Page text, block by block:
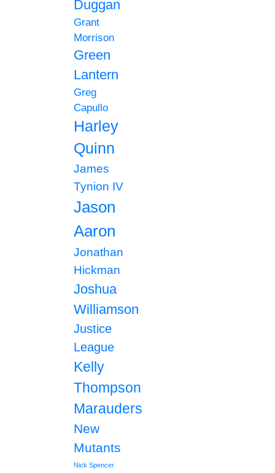
Duggan
Grant
Morrison
Green
Lantern
Greg
Capullo
Harley
Quinn
James
Tynion IV
Jason
Aaron
Jonathan
Hickman
Joshua
Williamson
Justice
League
Kelly
Thompson
Marauders
New
Mutants
Nick Spencer